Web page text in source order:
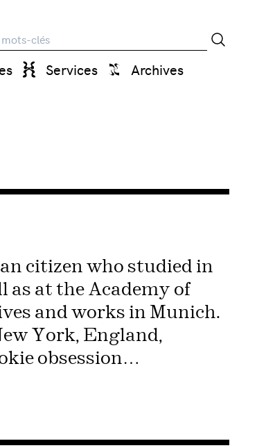
Services
Archives
citizen who studied in
as at the Academy of
and works in Munich.
York, England,
obsession…